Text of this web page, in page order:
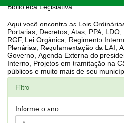
Biblioteca Legislativa
Aqui você encontra as Leis Ordinárias, Leis
Portarias, Decretos, Atas, PPA, LDO, LOA,
RGF, Lei Orgânica, Regimento
Plenárias, Regulamentação da LAI,
Governo, Agenda Externa do presidente, Relatório do Controle
Interno, Projetos em tramitação na Câmara, Controle dos bens
públicos e muito mais de seu
Filtro
Informe o ano